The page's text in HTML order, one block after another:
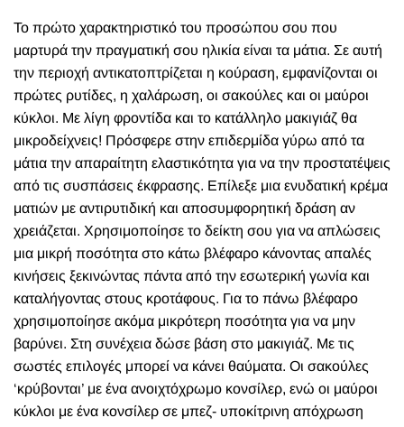
Το πρώτο χαρακτηριστικό του προσώπου σου που
μαρτυρά την πραγματική σου ηλικία είναι τα μάτια. Σε αυτή
την περιοχή αντικατοπτρίζεται η κούραση, εμφανίζονται οι
πρώτες ρυτίδες, η χαλάρωση, οι σακούλες και οι μαύροι
κύκλοι. Με λίγη φροντίδα και το κατάλληλο μακιγιάζ θα
μικροδείχνεις! Πρόσφερε στην επιδερμίδα γύρω από τα
μάτια την απαραίτητη ελαστικότητα για να την προστατέψεις
από τις συσπάσεις έκφρασης. Επίλεξε μια ενυδατική κρέμα
ματιών με αντιρυτιδική και αποσυμφορητική δράση αν
χρειάζεται. Χρησιμοποίησε το δείκτη σου για να απλώσεις
μια μικρή ποσότητα στο κάτω βλέφαρο κάνοντας απαλές
κινήσεις ξεκινώντας πάντα από την εσωτερική γωνία και
καταλήγοντας στους κροτάφους. Για το πάνω βλέφαρο
χρησιμοποίησε ακόμα μικρότερη ποσότητα για να μην
βαρύνει. Στη συνέχεια δώσε βάση στο μακιγιάζ. Με τις
σωστές επιλογές μπορεί να κάνει θαύματα. Οι σακούλες
‘κρύβονται’ με ένα ανοιχτόχρωμο κονσίλερ, ενώ οι μαύροι
κύκλοι με ένα κονσίλερ σε μπεζ- υποκίτρινη απόχρωση